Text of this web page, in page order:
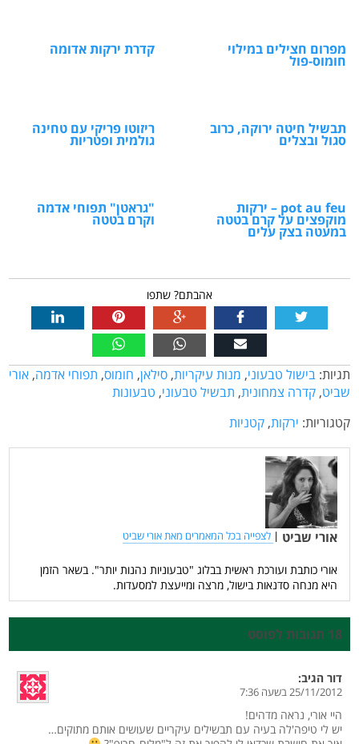
מפרום חצילים במילוי
חומוס-פול
קדרת ירקות אדומה
תבשיל חיטה ירוקה, כרוב
סגול ובצלים
ריזוטו פריקי עם טחינה
גולמית ופטריות
pot au feu – ירקות
מוקפצים על קרם בטטה
במעטה בצק עלים
"גראטן" תפוחי אדמה
וקרם בטטה
אהבתם? שתפו
תגיות: בישול טבעוני, מנות עיקריות, סילאן, חומוס, תפוחי אדמה, אורי
שביט, קדרה צמחונית, תבשיל טבעוני, טבעונות
קטגוריות: ירקות, קטניות
אורי שביט | לצפייה בכל המאמרים מאת אורי שביט
אורי כותבת ועורכת ראשית בבלוג "טבעוניות נהנות יותר". בשאר הזמן
היא מנחה סדנאות בישול, מרצה ומייעצת למסעדות.
18 תגובות לפוסט
דור הגיב:
25/11/2012 בשעה 7:36
היי אורי, נראה מדהים!
יש לי טיפה'לה בעיה עם תבשילים עיקריים שעושים אותם מתוקים…